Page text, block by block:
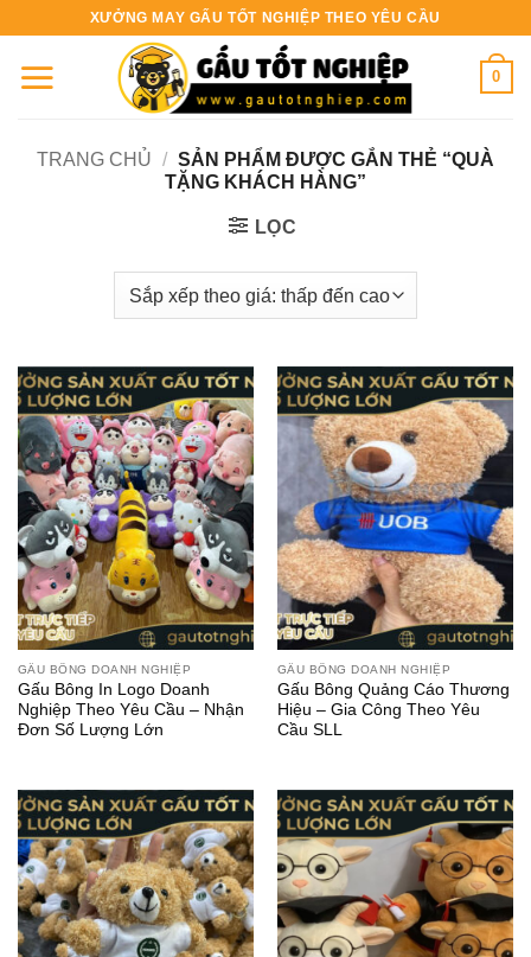
nội
XƯỞNG MAY GẤU TỐT NGHIỆP THEO YÊU CẦU
0
TRANG CHỦ / SẢN PHẨM ĐƯỢC GẮN THẺ “QUÀ
TẶNG KHÁCH HÀNG”
LỌC
GẤU BÔNG DOANH NGHIỆP
Gấu Bông In Logo Doanh
Nghiệp Theo Yêu Cầu – Nhận
Đơn Số Lượng Lớn
GẤU BÔNG DOANH NGHIỆP
Gấu Bông Quảng Cáo Thương
Hiệu – Gia Công Theo Yêu
Cầu SLL